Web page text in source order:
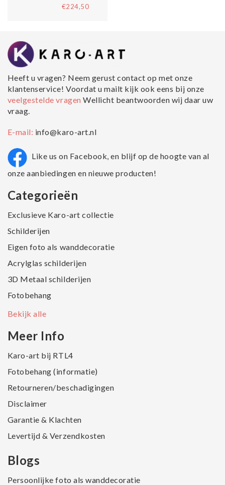
€224,50
Heeft u vragen? Neem gerust contact op met onze
klantenservice! Voordat u mailt kijk ook eens bij onze
veelgestelde vragenWellicht beantwoorden wij daar uw
vraag.
E-mail: info@karo-art.nl
Like us on Facebook, en blijf op de hoogte van al
onze aanbiedingen en nieuwe producten!
Categorieën
Exclusieve Karo-art collectie
Schilderijen
Eigen foto als wanddecoratie
Acrylglas schilderijen
3D Metaal schilderijen
Fotobehang
Bekijk alle
Meer Info
Karo-art bij RTL4
Fotobehang (informatie)
Retourneren/beschadigingen
Disclaimer
Garantie & Klachten
Levertijd & Verzendkosten
Blogs
Persoonlijke foto als wanddecoratie